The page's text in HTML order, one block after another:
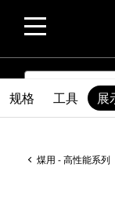
SEARCH
煤用 - 高性能系列
规格 工具 展